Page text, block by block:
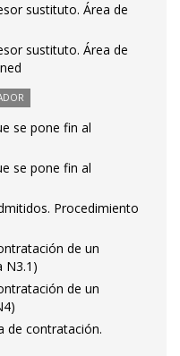
sustituto. Área de
sustituto. Área de
se pone fin al
se pone fin al
Procedimiento
de un
N3.1)
de un
de contratación.